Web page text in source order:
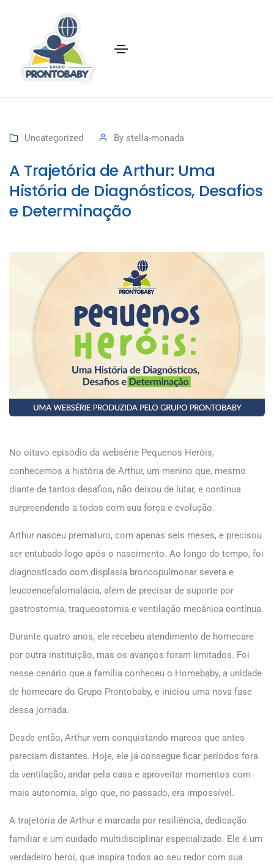
Uncategorized By stella-monada
A Trajetória de Arthur: Uma
História de Diagnósticos, Desafios
e Determinação
No oitavo episódio da websérie Pequenos Heróis,
conhecemos a história de Arthur, um menino que, mesmo
diante de tantos desafios, não deixou de lutar, e continua
surpreendendo a todos com sua força e evolução.
Arthur nasceu prematuro, com apenas seis meses, e precisou
ser entubado logo após o nascimento. Ao longo do tempo, foi
diagnosticado com displasia broncopulmonar severa e
leucoencefalomalácia, além de precisar de suporte por
gastrostomia, traqueostomia e ventilação mecânica contínua.
Durante quatro anos, ele recebeu atendimento de homecare
por outra instituição, mas os avanços foram limitados. Foi
nesse cenário que a família conheceu o Homebaby, a unidade
de homecare do Grupo Prontobaby, e iniciou uma nova fase
dessa jornada.
Desde então, Arthur vem conquistando marcos que antes
pareciam distantes. Hoje, ele já consegue ficar períodos fora
da ventilação, andar pela casa e aproveitar momentos com
mais autonomia, algo que, no passado, era impossível.
A trajetória de Arthur é marcada por resiliência, dedicação
familiar e um cuidado multidisciplinar especializado. Ele é um
verdadeiro herói, que inspira todos ao seu redor com sua